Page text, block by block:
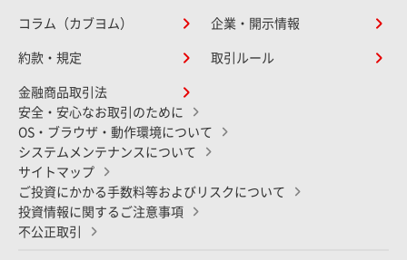
コラム（カブヨム） 企業・開示情報
約款・規定 取引ルール
金融商品取引法
安全・安心なお取引のために
OS・ブラウザ・動作環境について
システムメンテナンスについて
サイトマップ
ご投資にかかる手数料等およびリスクについて
投資情報に関するご注意事項
不公正取引